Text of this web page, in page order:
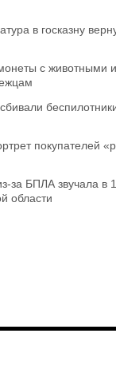
в госказну
с животными
покупателей
за БПЛА звучала в
области